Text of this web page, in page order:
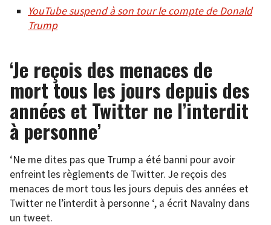
YouTube suspend à son tour le compte de Donald
Trump
‘Je reçois des menaces de
mort tous les jours depuis des
années et Twitter ne l’interdit
à personne’
‘Ne me dites pas que Trump a été banni pour avoir
enfreint les règlements de Twitter. Je reçois des
menaces de mort tous les jours depuis des années et
Twitter ne l’interdit à personne ‘, a écrit Navalny dans
un tweet.